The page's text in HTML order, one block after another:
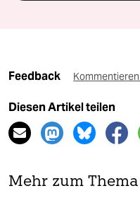
Feedback Kommentieren
Diesen Artikel teilen
Mehr zum Thema